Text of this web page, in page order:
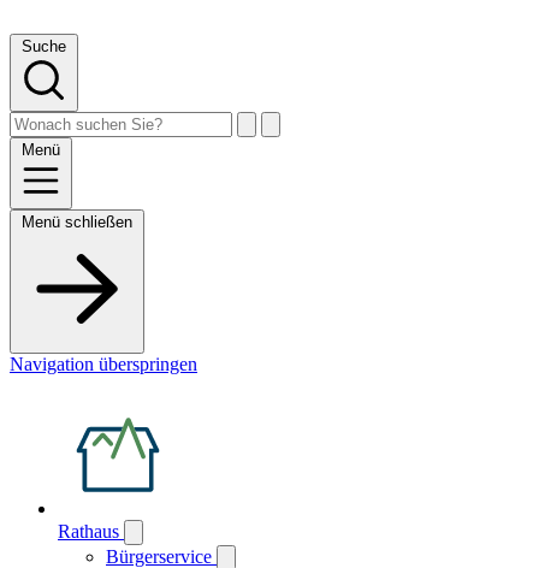
Suche
Menü
Menü schließen
Navigation überspringen
Rathaus
Bürgerservice